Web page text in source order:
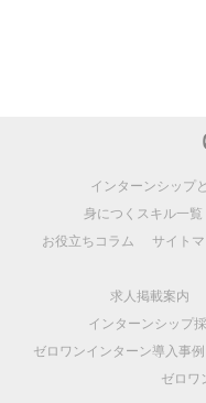
インターンシップ
身につくスキル一覧
お役立ちコラム
サイト
求人掲載案内
インターンシップ
ゼロワンインターン導入事例
ゼロワ